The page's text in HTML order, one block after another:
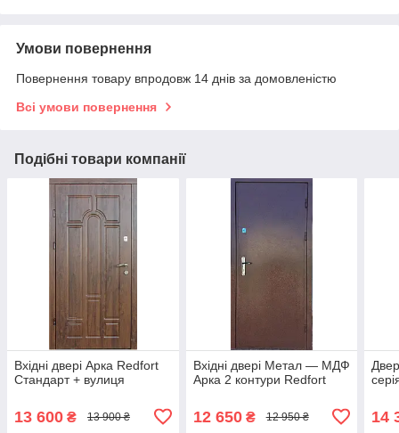
Умови повернення
Повернення товару впродовж 14 днів за домовленістю
Всі умови повернення
Подібні товари компанії
Вхідні двері Арка Redfort
Стандарт + вулиця
13 600 ₴ 13 900 ₴
Вхідні двері Метал — МДФ
Арка 2 контури Redfort
12 650₴ 12 950 ₴ 14